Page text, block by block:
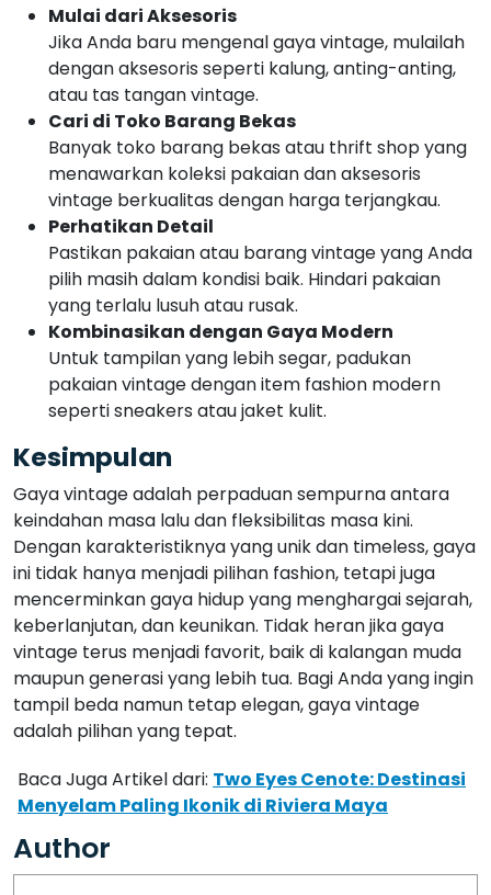
Mulai dari Aksesoris
Jika Anda baru mengenal gaya vintage, mulailah
dengan aksesoris seperti kalung, anting-anting,
atau tas tangan vintage.
Cari di Toko Barang Bekas
Banyak toko barang bekas atau thrift shop yang
menawarkan koleksi pakaian dan aksesoris
vintage berkualitas dengan harga terjangkau.
Perhatikan Detail
Pastikan pakaian atau barang vintage yang Anda
pilih masih dalam kondisi baik. Hindari pakaian
yang terlalu lusuh atau rusak.
Kombinasikan dengan Gaya Modern
Untuk tampilan yang lebih segar, padukan
pakaian vintage dengan item fashion modern
seperti sneakers atau jaket kulit.
Kesimpulan
Gaya vintage adalah perpaduan sempurna antara
keindahan masa lalu dan fleksibilitas masa kini.
Dengan karakteristiknya yang unik dan timeless, gaya
ini tidak hanya menjadi pilihan fashion, tetapi juga
mencerminkan gaya hidup yang menghargai sejarah,
keberlanjutan, dan keunikan. Tidak heran jika gaya
vintage terus menjadi favorit, baik di kalangan muda
maupun generasi yang lebih tua. Bagi Anda yang ingin
tampil beda namun tetap elegan, gaya vintage
adalah pilihan yang tepat.
Baca Juga Artikel dari: Two Eyes Cenote: Destinasi
Menyelam Paling Ikonik di Riviera Maya
Author